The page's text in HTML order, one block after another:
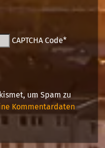
CAPTCHA Code*
um Spam zu
Kommentardaten